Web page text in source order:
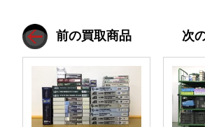
前の買取商品 次